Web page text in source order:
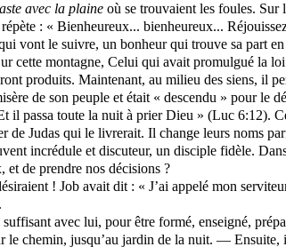
avec la plaineoù se trouvaient les foules. Sur
: « Bienheureux... bienheureux...
vont le suivre, un bonheur qui trouve sa part
cette montagne, Celui qui avait promulgué la
produits. Maintenant, au milieu des siens, il
de son peuple et était « descendu » pour le
il passa toute la nuit à prier Dieu » (Luc 6:12).
Judas qui le livrerait. Il change leurs noms
incrédule et discuteur, un disciple fidèle.
et de prendre nos décisions ?
! Job avait dit : « J’ai appelé mon
avec lui, pour être formé, enseigné,
chemin, jusqu’au jardin de la nuit. —